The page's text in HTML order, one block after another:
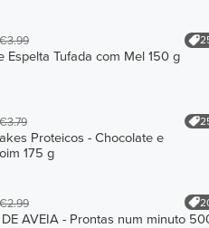
Espelta Tufada com Mel 150 g
Proteicos - Chocolate e
175 g
DE AVEIA - Prontas num minuto